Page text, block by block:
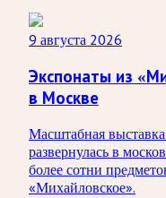
9 августа 2026
Экспонаты из
в Москве
Масштабная
развернулась в
более сотни
«Михайловское».